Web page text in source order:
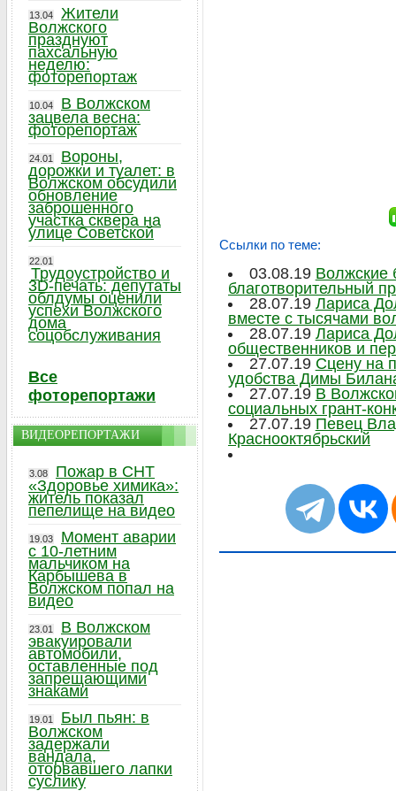
Ссылки по теме:
03.08.19 Волжские
благотворительный
28.07.19 Лариса
вместе с тысячами
28.07.19 Лариса
общественников и
27.07.19 Сцену на
удобства Димы
27.07.19 В
социальных грант-
27.07.19 Певец
Краснооктябрьский
13.04
Жители
Волжского
празднуют
пахсальную
неделю:
фоторепортаж
10.04
В Волжском
зацвела весна:
фоторепортаж
24.01
Вороны,
дорожки и туалет: в
Волжском обсудили
обновление
заброшенного
участка сквера на
улице Советской
22.01
Трудоустройство и
3D-печать: депутаты
облдумы оценили
успехи Волжского
дома
соцобслуживания
Все
фоторепортажи
ВИДЕОРЕПОРТАЖИ
3.08
Пожар в СНТ
«Здоровье химика»:
житель показал
пепелище на видео
19.03
Момент аварии
с 10-летним
мальчиком на
Карбышева в
Волжском попал на
видео
23.01
В Волжском
эвакуировали
автомобили,
оставленные под
запрещающими
знаками
19.01
Был пьян: в
Волжском
задержали
вандала,
оторвавшего лапки
суслику